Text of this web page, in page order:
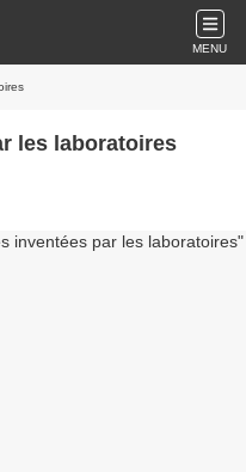
MENU
les laboratoires